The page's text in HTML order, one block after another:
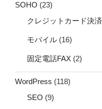
SOHO (23)
クレジットカード決済
モバイル (16)
固定電話FAX (2)
WordPress (118)
SEO (9)